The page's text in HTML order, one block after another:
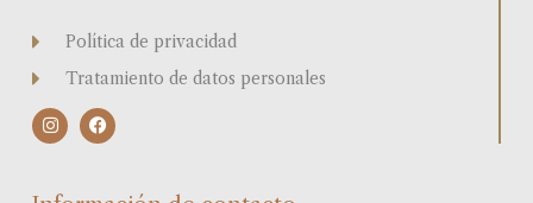
Política de privacidad
Tratamiento de datos personales
I
n
s
F
a
c